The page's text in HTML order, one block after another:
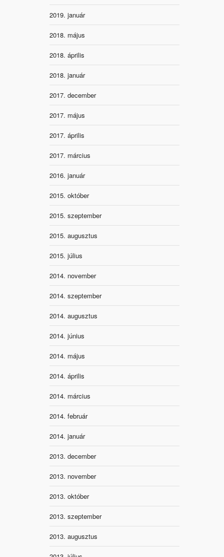
2019. január
2018. május
2018. április
2018. január
2017. december
2017. május
2017. április
2017. március
2016. január
2015. október
2015. szeptember
2015. augusztus
2015. július
2014. november
2014. szeptember
2014. augusztus
2014. június
2014. május
2014. április
2014. március
2014. február
2014. január
2013. december
2013. november
2013. október
2013. szeptember
2013. augusztus